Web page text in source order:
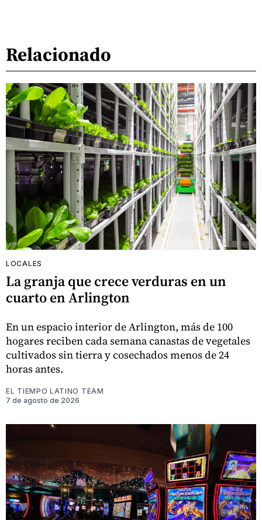
Relacionado
LOCALES
La granja que crece verduras en un
cuarto en Arlington
En un espacio interior de Arlington, más de 100
hogares reciben cada semana canastas de vegetales
cultivados sin tierra y cosechados menos de 24
horas antes.
EL TIEMPO LATINO TEAM
7 de agosto de 2026